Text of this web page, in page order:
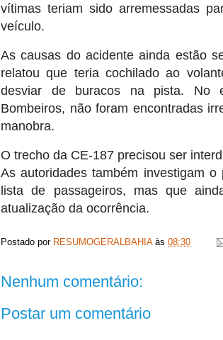
vítimas teriam sido arremessadas
veículo.
As causas do acidente ainda estão
relatou que teria cochilado ao
desviar de buracos na pista. No
Bombeiros, não foram encontradas
manobra.
O trecho da CE-187 precisou ser
As autoridades também investigam
lista de passageiros, mas que
atualização da ocorrência.
Postado por RESUMOGERALBAHIA às 08:30
Nenhum comentário:
Postar um comentário